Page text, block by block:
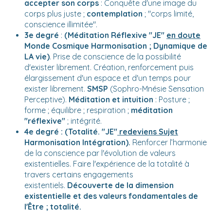
accepter son corps : Conquête d'une image du
corps plus juste ; contemplation ; "corps limité,
conscience illimitée".
3e degré : (Méditation Réflexive "JE" en doute
Monde Cosmique Harmonisation ; Dynamique de
LA vie). Prise de conscience de la possibilité
d'exister librement. Création, renforcement puis
élargissement d'un espace et d'un temps pour
exister librement. SMSP (Sophro-Mnésie Sensation
Perceptive). Méditation et intuition : Posture ;
forme ; équilibre ; respiration ; méditation
"réflexive" ; intégrité.
4e degré : (Totalité. "JE" redeviens Sujet
Harmonisation Intégration). Renforcer l’harmonie
de la conscience par l'évolution de valeurs
existentielles. Faire l'expérience de la totalité à
travers certains engagements
existentiels. Découverte de la dimension
existentielle et des valeurs fondamentales de
l'Être ; totalité.